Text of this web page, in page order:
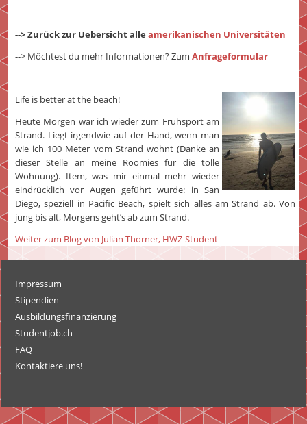
--> Zurück zur Uebersicht alle amerikanischen Universitäten
--> Möchtest du mehr Informationen? Zum Anfrageformular
Life is better at the beach!
Heute Morgen war ich wieder zum Frühsport am
Strand. Liegt irgendwie auf der Hand, wenn man
wie ich 100 Meter vom Strand wohnt (Danke an
dieser Stelle an meine Roomies für die tolle
Wohnung). Item, was mir einmal mehr wieder
eindrücklich vor Augen geführt wurde: in San
Diego, speziell in Pacific Beach, spielt sich alles am Strand ab. Von
jung bis alt, Morgens geht’s ab zum Strand.
Weiter zum Blog von Julian Thorner, HWZ-Student
Impressum
Stipendien
Ausbildungsfinanzierung
Studentjob.ch
FAQ
Kontaktiere uns!